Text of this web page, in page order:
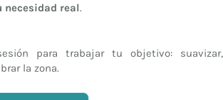
necesidad real.
para trabajar tu objetivo: suavizar,
la zona.